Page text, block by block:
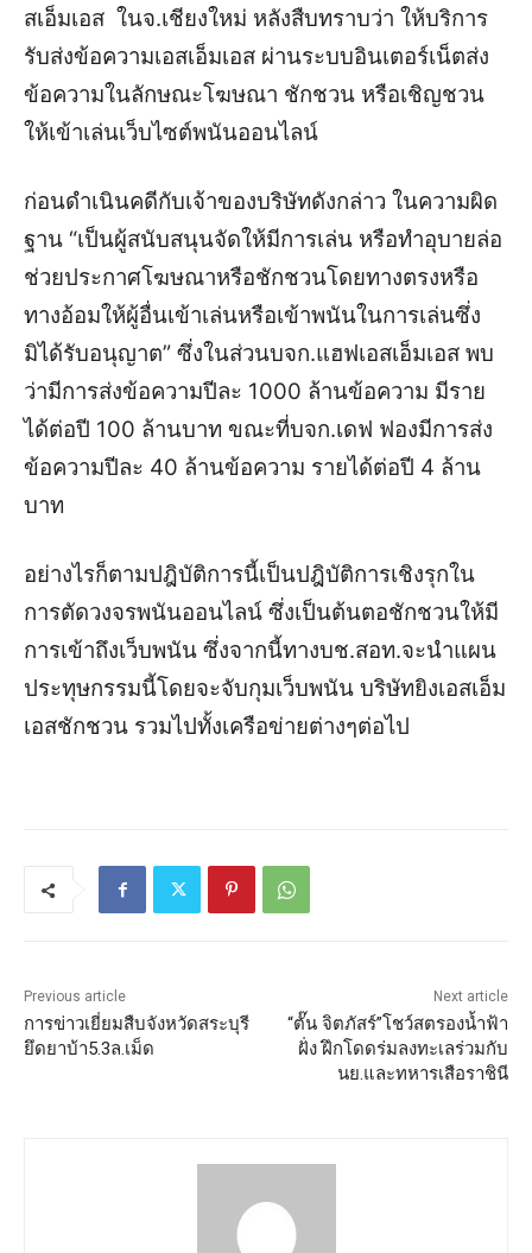
สเอ็มเอส ในจ.เชียงใหม่ หลังสืบทราบว่า ให้บริการ
รับส่งข้อความเอสเอ็มเอส ผ่านระบบอินเตอร์เน็ตส่ง
ข้อความในลักษณะโฆษณา ชักชวน หรือเชิญชวน
ให้เข้าเล่นเว็บไซต์พนันออนไลน์
ก่อนดำเนินคดีกับเจ้าของบริษัทดังกล่าว ในความผิด
ฐาน “เป็นผู้สนับสนุนจัดให้มีการเล่น หรือทำอุบายล่อ
ช่วยประกาศโฆษณาหรือชักชวนโดยทางตรงหรือ
ทางอ้อมให้ผู้อื่นเข้าเล่นหรือเข้าพนันในการเล่นซึ่ง
มิได้รับอนุญาต” ซึ่งในส่วนบจก.แฮฟเอสเอ็มเอส พบ
ว่ามีการส่งข้อความปีละ 1000 ล้านข้อความ มีราย
ได้ต่อปี 100 ล้านบาท ขณะที่บจก.เดฟ ฟองมีการส่ง
ข้อความปีละ 40 ล้านข้อความ รายได้ต่อปี 4 ล้าน
บาท
อย่างไรก็ตามปฎิบัติการนี้เป็นปฎิบัติการเชิงรุกใน
การตัดวงจรพนันออนไลน์ ซึ่งเป็นต้นตอชักชวนให้มี
การเข้าถึงเว็บพนัน ซึ่งจากนี้ทางบช.สอท.จะนำแผน
ประทุษกรรมนี้โดยจะจับกุมเว็บพนัน บริษัทยิงเอสเอ็ม
เอสชักชวน รวมไปทั้งเครือข่ายต่างๆต่อไป
Previous article
การข่าวเยี่ยมสืบจังหวัดสระบุรี
ยึดยาบ้า5.3ล.เม็ด
Next article
“ตั๊น จิตภัสร์”โชว์สตรองน้ำฟ้า
ฝั่ง ฝึกโดดร่มลงทะเลร่วมกับ
นย.และทหารเสือราชินี